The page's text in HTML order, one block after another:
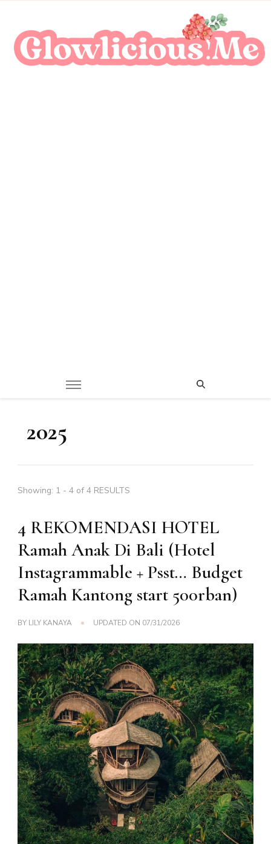
2025
Showing: 1 - 4 of 4 RESULTS
4 REKOMENDASI HOTEL
Ramah Anak Di Bali (Hotel
Instagrammable + Psst… Budget
Ramah Kantong start 500rban)
BY LILY KANAYA UPDATED ON 07/31/2026